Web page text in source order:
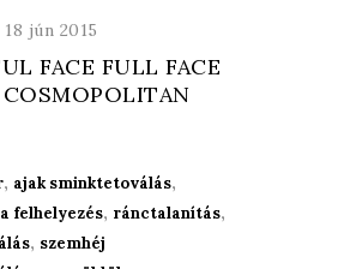
jún 2015
FACE FULL FACE
, ajak sminktetoválás,
felhelyezés, ránctalanítás,
, szemhéj